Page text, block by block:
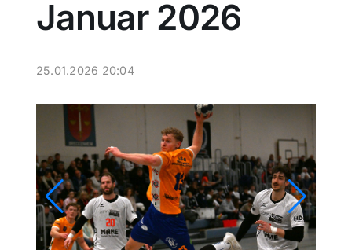
Themen und Termine
Gewinnspiele
Januar 2026
25.01.2026 20:04